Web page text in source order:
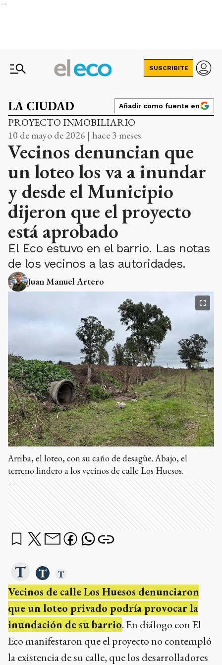
Ads
SUSCRIBITE
LA CIUDAD Añadir como fuente en
PROYECTO INMOBILIARIO
10 de mayo de 2026 | hace 3 meses
Vecinos denuncian que
un loteo los va a inundar
y desde el Municipio
dijeron que el proyecto
está aprobado
El Eco estuvo en el barrio. Las notas
de los vecinos a las autoridades.
Juan Manuel Artero
Arriba, el loteo, con su caño de desagüe. Abajo, el
terreno lindero a los vecinos de calle Los Huesos.
Ads
Vecinos de calle Los Huesos denunciaron
que un loteo privado podría provocar la
inundación de su barrio. En diálogo con El
Eco manifestaron que el proyecto no contempló
la existencia de su calle, que los desarrolladores